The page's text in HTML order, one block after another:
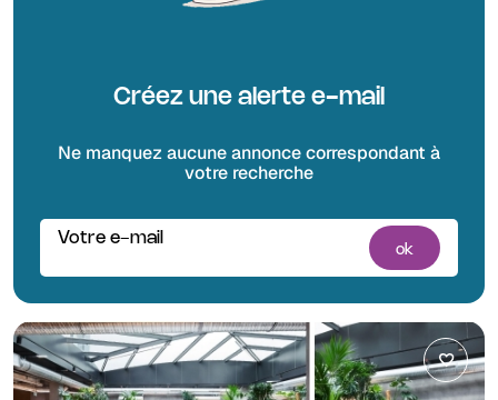
Créez une alerte e-mail
Ne manquez aucune annonce correspondant à
votre recherche
Votre e-mail
ok